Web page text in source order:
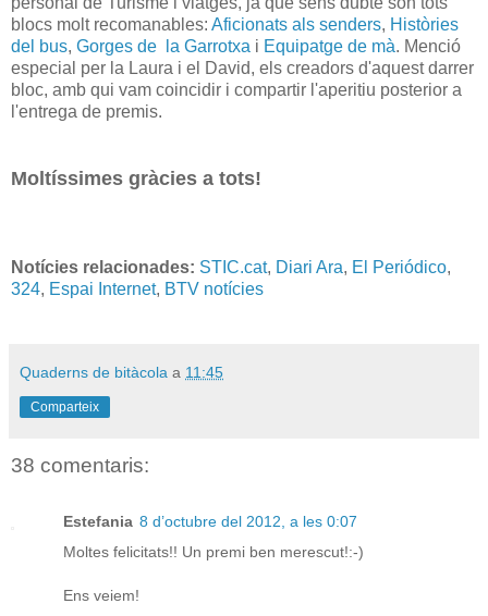
blocs molt recomanables: Aficionats als senders, Històries
del bus, Gorges de la Garrotxa i Equipatge de mà. Menció
especial per la Laura i el David, els creadors d'aquest darrer
bloc, amb qui vam coincidir i compartir l'aperitiu posterior a
l'entrega de premis.
Moltíssimes gràcies a tots!
Notícies relacionades: STIC.cat, Diari Ara, El Periódico,
324, Espai Internet, BTV notícies
Quaderns de bitàcola a 11:45
Comparteix
38 comentaris:
Estefania 8 d’octubre del 2012, a les 0:07
Moltes felicitats!! Un premi ben merescut!:-)
Ens veiem!